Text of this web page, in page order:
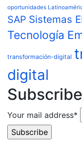
oportunidades
SAP Sistemas
Tecnología
transformación-digital
digital
Subscribe
Your mail address*